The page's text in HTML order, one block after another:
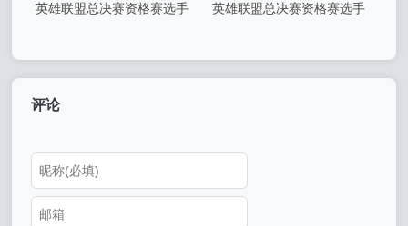
英雄联盟总决赛资格赛选手
英雄联盟总决赛资格赛选手
评论